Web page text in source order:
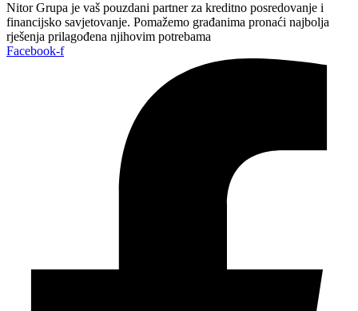
Nitor Grupa je vaš pouzdani partner za kreditno posredovanje i
financijsko savjetovanje. Pomažemo građanima pronaći najbolja
rješenja prilagođena njihovim potrebama
Facebook-f